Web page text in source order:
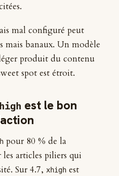
mal configuré peut
mais banaux. Un modèle
produit du contenu
spot est étroit.
est le bon
pour 80 % de la
les articles piliers qui
Sur 4.7, xhigh est